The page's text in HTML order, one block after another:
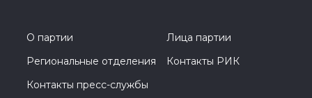
О партии
Лица партии
Региональные отделения
Контакты РИК
Контакты пресс-службы